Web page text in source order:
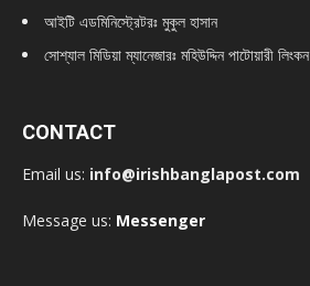
আইটি এডমিনিস্ট্রেটরঃ মুকুল হাসান
সোশ্যাল মিডিয়া ম্যানেজারঃ মহিউদ্দিন পাটোয়ারী লিংকন
CONTACT
Email us: info@irishbanglapost.com
Message us: Messenger